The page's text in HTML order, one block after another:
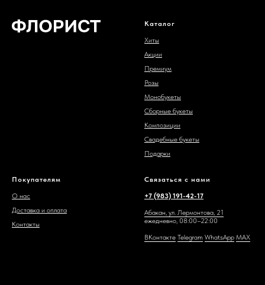
Каталог
Хиты
Акции
Премиум
Розы
Монобукеты
Сборные букеты
Композиции
Свадебные букеты
Подарки
Покупателям
О нас
Доставка и оплата
Контакты
Связаться с нами
+7 (983) 191-42-17
Абакан, ул. Лермонтова, 21
ежедневно, 08:00–22:00
ВКонтакте Telegram WhatsApp MAX